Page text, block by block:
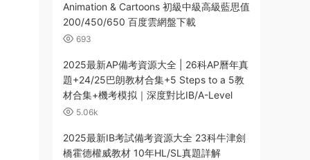
Animation & Cartoons 初級中級高級藍思值
200/450/650 百度雲網盤下載
693
2025最新AP備考資源大全 | 26科AP曆年真
題+24/25巴朗教材合集+5 Steps to a 5教
材合集+機考模拟｜深度對比IB/A-Level
5.06k
2025最新IB考試備考資源大全 23科牛津劍
橋霍德權威教材 10年HL/SL真題詳解